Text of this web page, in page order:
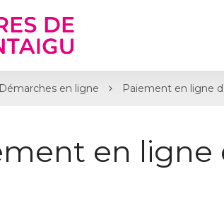
Démarches en ligne Paiement en ligne
en ligne